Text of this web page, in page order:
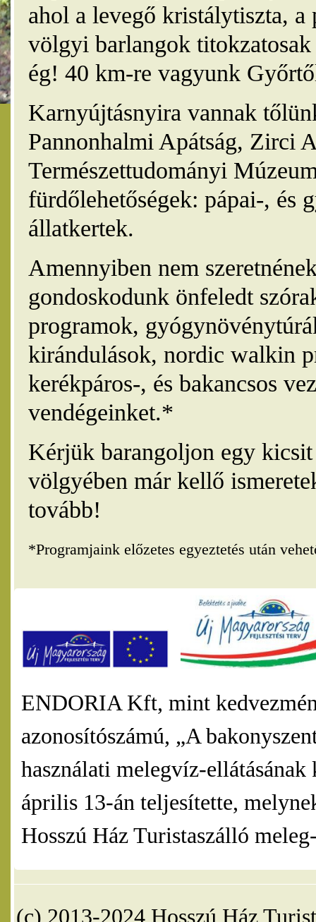
ahol a levegő kristálytiszta, a
völgyi barlangok
ég! 40 km-re vagyunk
Karnyújtásnyira vannak
Pannonhalmi Apátság, Zirci
Természettudományi
fürdőlehetőségek: pápai-, és
állatkertek.
Amennyiben nem
gondoskodunk önfeledt
programok,
kirándulások, nordic walkin
kerékpáros-, és bakancsos
vendégeinket.*
Kérjük barangoljon egy
völgyében már kellő
tovább!
*Programjaink előzetes egyeztetés után
ENDORIA Kft, mint
azonosítószámú, „A
használati melegvíz-
április 13-án teljesítette,
Hosszú Ház Turistaszálló
(c) 2013-2024 Hosszú Ház